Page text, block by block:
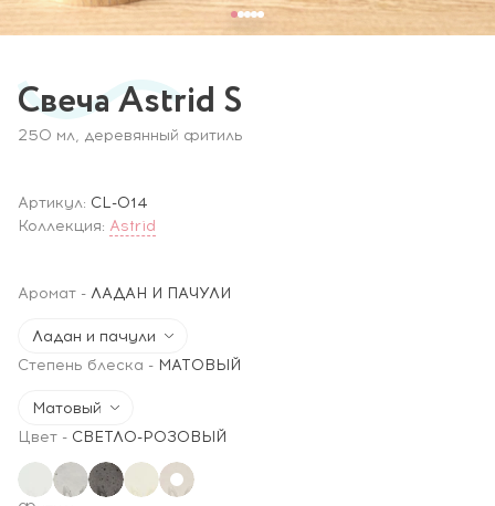
Свеча Astrid S
250 мл, деревянный фитиль
Артикул: CL-014
Коллекция: Astrid
Аромат - ЛАДАН И ПАЧУЛИ
Ладан и пачули
Степень блеска - МАТОВЫЙ
Матовый
Цвет - СВЕТЛО-РОЗОВЫЙ